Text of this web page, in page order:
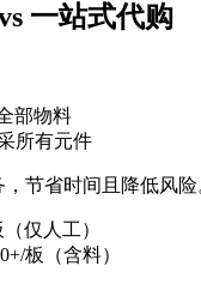
一站式代购
部物料
所有元件
节省时间且降低风险
仅人工）
板（含料）